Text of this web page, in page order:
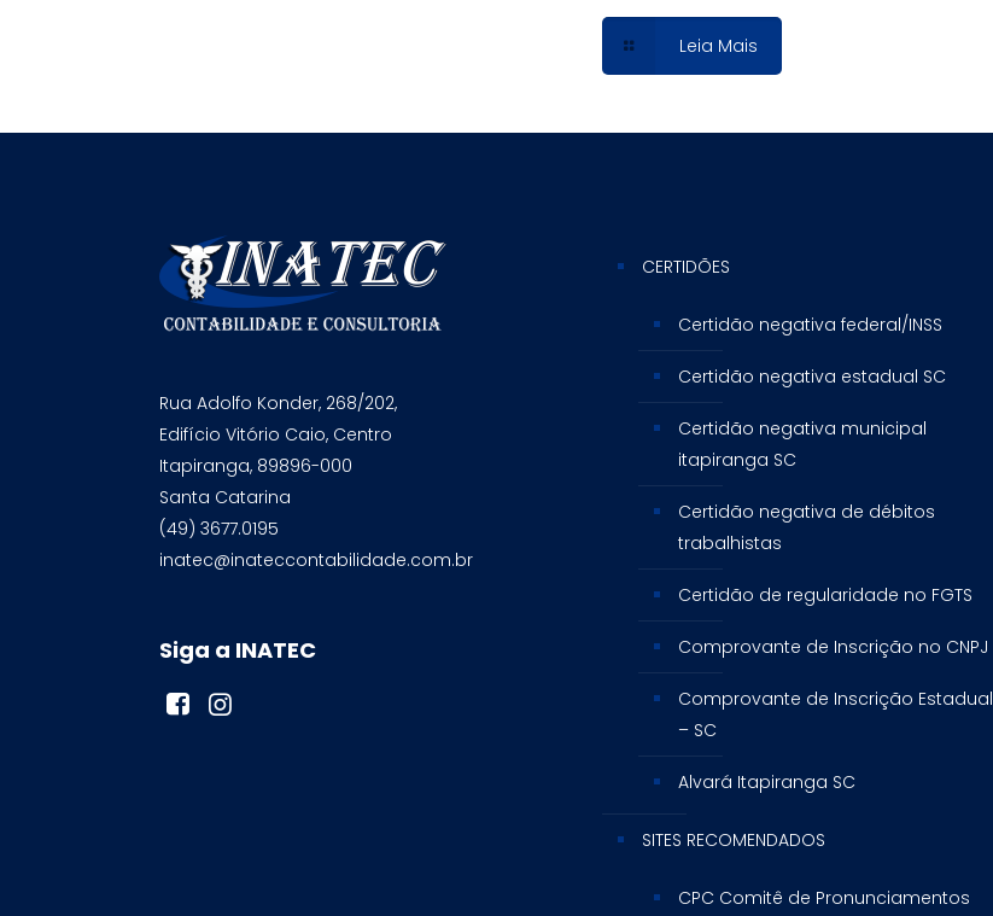
Leia Mais
Rua Adolfo Konder, 268/202,
Edifício Vitório Caio, Centro
Itapiranga, 89896-000
Santa Catarina
(49) 3677.0195
inatec@inateccontabilidade.com.br
Siga a INATEC
CERTIDÕES
Certidão negativa federal/INSS
Certidão negativa estadual SC
Certidão negativa municipal
itapiranga SC
Certidão negativa de débitos
trabalhistas
Certidão de regularidade no FGTS
Comprovante de Inscrição no CNPJ
Comprovante de Inscrição Estadual
– SC
Alvará Itapiranga SC
SITES RECOMENDADOS
CPC Comitê de Pronunciamentos